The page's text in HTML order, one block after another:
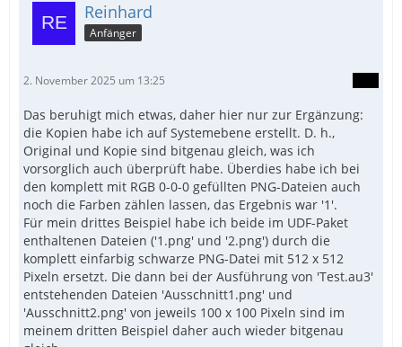
Reinhard
Anfänger
2. November 2025 um 13:25
Das beruhigt mich etwas, daher hier nur zur Ergänzung:
die Kopien habe ich auf Systemebene erstellt. D. h.,
Original und Kopie sind bitgenau gleich, was ich
vorsorglich auch überprüft habe. Überdies habe ich bei
den komplett mit RGB 0-0-0 gefüllten PNG-Dateien auch
noch die Farben zählen lassen, das Ergebnis war '1'.
Für mein drittes Beispiel habe ich beide im UDF-Paket
enthaltenen Dateien ('1.png' und '2.png') durch die
komplett einfarbig schwarze PNG-Datei mit 512 x 512
Pixeln ersetzt. Die dann bei der Ausführung von 'Test.au3'
entstehenden Dateien 'Ausschnitt1.png' und
'Ausschnitt2.png' von jeweils 100 x 100 Pixeln sind im
meinem dritten Beispiel daher auch wieder bitgenau